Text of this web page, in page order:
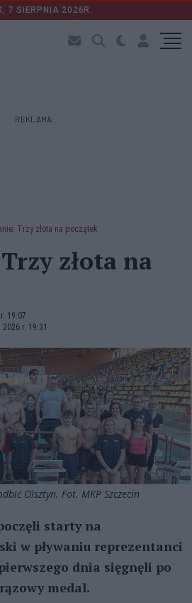
7 SIERPNIA 2026R.
REKLAMA
Trzy złota na początek
złota na
19:07
r. 19:31
Olsztyn. Fot. MKP Szczecin
starty na
w pływaniu reprezentanci
dnia sięgnęli po
medal.